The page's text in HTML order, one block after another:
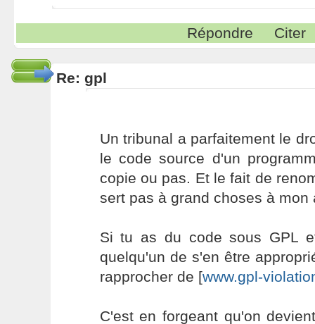
Répondre Citer
Re: gpl
Un tribunal a parfaitement le
le code source d'un
copie ou pas. Et le fait de
sert pas à grand choses à mon
Si tu as du code sous GPL
quelqu'un de s'en être
rapprocher de [www.gpl-
C'est en forgeant qu'on